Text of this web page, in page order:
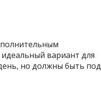
вариант для
но должны быть под